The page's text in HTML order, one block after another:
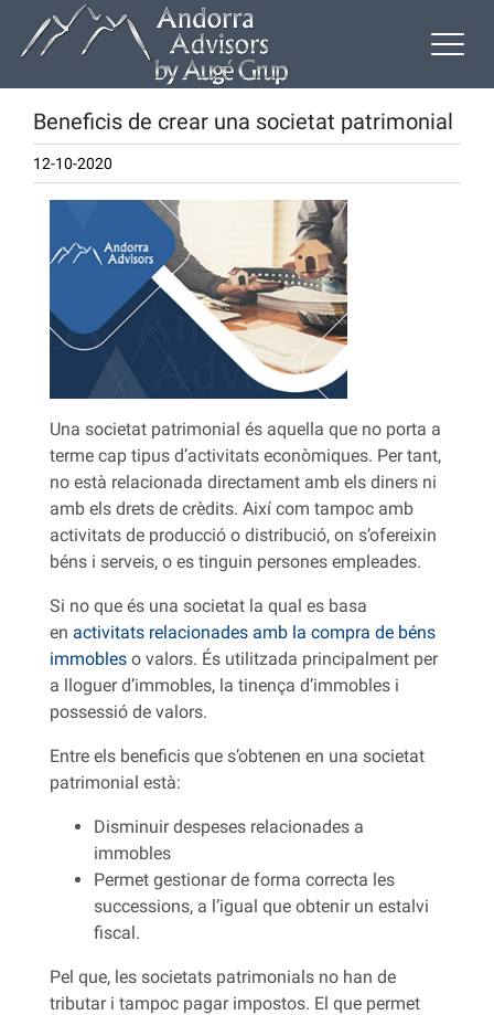
Beneficis de crear una societat patrimonial
12-10-2020
Una societat patrimonial és aquella que no porta a
terme cap tipus d’activitats econòmiques. Per tant,
no està relacionada directament amb els diners ni
amb els drets de crèdits. Així com tampoc amb
activitats de producció o distribució, on s’ofereixin
béns i serveis, o es tinguin persones empleades.
Si no que és una societat la qual es basa
en activitats relacionades amb la compra de béns
immobles o valors. És utilitzada principalment per
a lloguer d’immobles, la tinença d’immobles i
possessió de valors.
Entre els beneficis que s’obtenen en una societat
patrimonial està:
Disminuir despeses relacionades a
immobles
Permet gestionar de forma correcta les
successions, a l’igual que obtenir un estalvi
fiscal.
Pel que, les societats patrimonials no han de
tributar i tampoc pagar impostos. El que permet